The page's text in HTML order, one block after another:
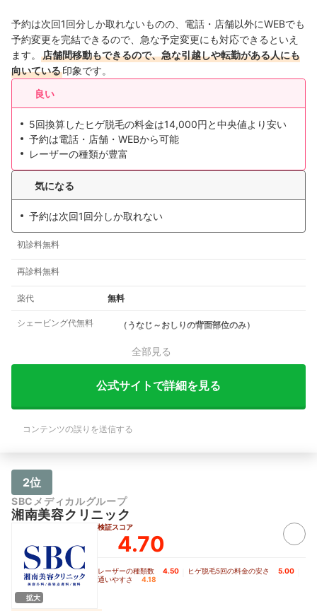
予約は次回1回分しか取れないものの、電話・店舗以外にWEBでも
予約変更を完結できるので、急な予定変更にも対応できるといえ
ます。
店舗間移動もできるので、急な引越しや転勤がある人にも
向いている印象です。
良い
5回換算したヒゲ脱毛の料金は14,000円と中央値より安い
予約は電話・店舗・WEBから可能
レーザーの種類が豊富
気になる
予約は次回1回分しか取れない
初診料無料
再診料無料
薬代 無料
シェービング代無料 （うなじ～おしりの背面部位のみ）
全部見る
公式サイトで詳細を見る
コンテンツの誤りを送信する
2位
SBCメディカルグループ
湘南美容クリニック
拡大
検証スコア
4.70
レーザーの種類数 4.50 ヒゲ脱毛5回の料金の安さ 5.00
通いやすさ 4.18